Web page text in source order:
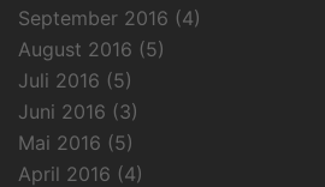
September 2016 (4)
August 2016 (5)
Juli 2016 (5)
Juni 2016 (3)
Mai 2016 (5)
April 2016 (4)